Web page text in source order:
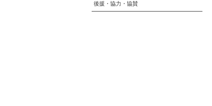
後援・協力・協賛